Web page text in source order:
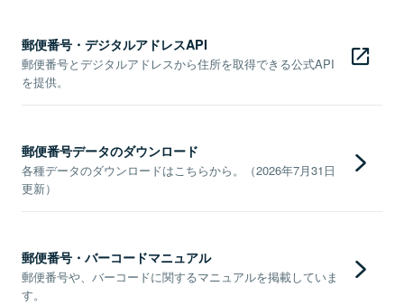
郵便番号・デジタルアドレスAPI
郵便番号とデジタルアドレスから住所を取得できる公式API
を提供。
郵便番号データのダウンロード
各種データのダウンロードはこちらから。（2026年7月31日
更新）
郵便番号・バーコードマニュアル
郵便番号や、バーコードに関するマニュアルを掲載していま
す。